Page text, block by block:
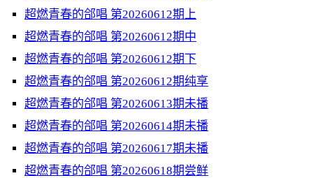
超燃青春的郃唱 第20260612期上
超燃青春的郃唱 第20260612期中
超燃青春的郃唱 第20260612期下
超燃青春的郃唱 第20260612期纯享
超燃青春的郃唱 第20260613期未播
超燃青春的郃唱 第20260614期未播
超燃青春的郃唱 第20260617期未播
超燃青春的郃唱 第20260618期尝鲜